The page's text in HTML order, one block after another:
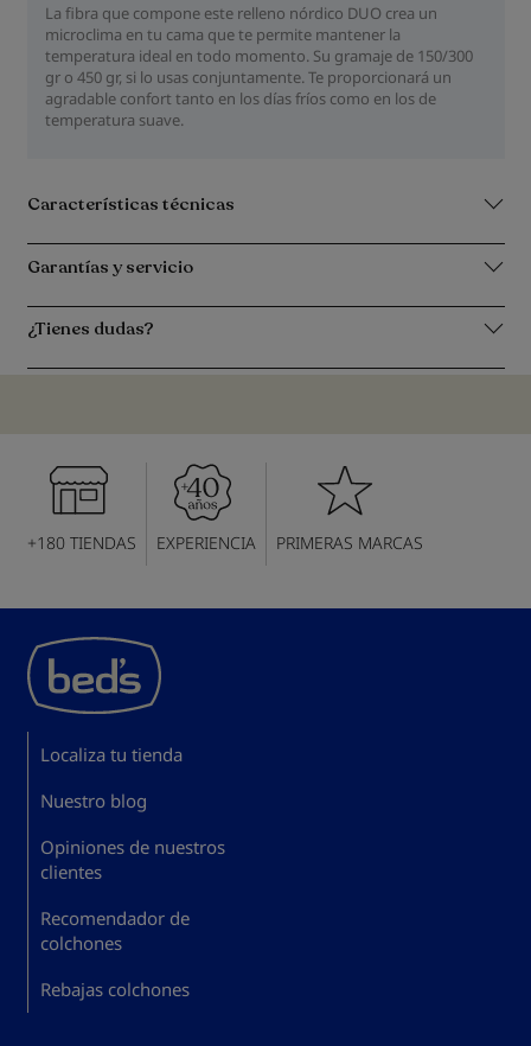
La fibra que compone este relleno nórdico DUO crea un
microclima en tu cama que te permite mantener la
temperatura ideal en todo momento. Su gramaje de 150/300
gr o 450 gr, si lo usas conjuntamente. Te proporcionará un
agradable confort tanto en los días fríos como en los de
temperatura suave.
Características técnicas
Garantías y servicio
¿Tienes dudas?
+180 TIENDAS EXPERIENCIA PRIMERAS MARCAS
Localiza tu tienda
Nuestro blog
Opiniones de nuestros
clientes
Recomendador de
colchones
Rebajas colchones